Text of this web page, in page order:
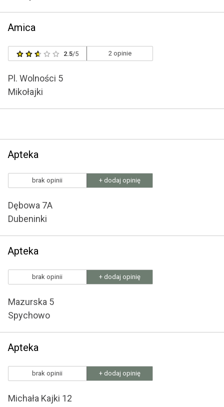
Amica
2.5/5 2 opinie
Pl. Wolności 5
Mikołajki
Apteka
brak opinii + dodaj opinię
Dębowa 7A
Dubeninki
Apteka
brak opinii + dodaj opinię
Mazurska 5
Spychowo
Apteka
brak opinii + dodaj opinię
Michała Kajki 12